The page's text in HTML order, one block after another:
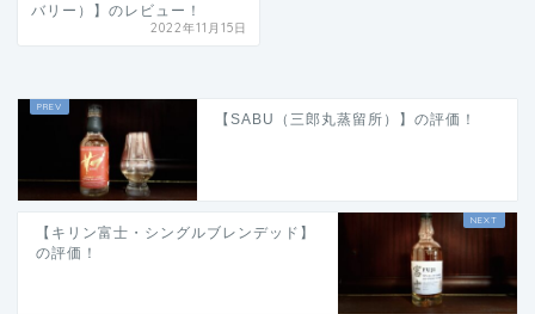
バリー）】のレビュー！
2022年11月15日
【SABU（三郎丸蒸留所）】の評価！
【キリン富士・シングルブレンデッド】
の評価！